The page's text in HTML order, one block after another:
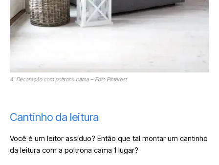
4. Decoração com poltrona cama – Foto Pinterest
Cantinho da leitura
Você é um leitor assíduo? Então que tal montar um cantinho
da leitura com a poltrona cama 1 lugar?